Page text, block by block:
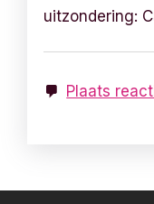
uitzondering:
Plaats